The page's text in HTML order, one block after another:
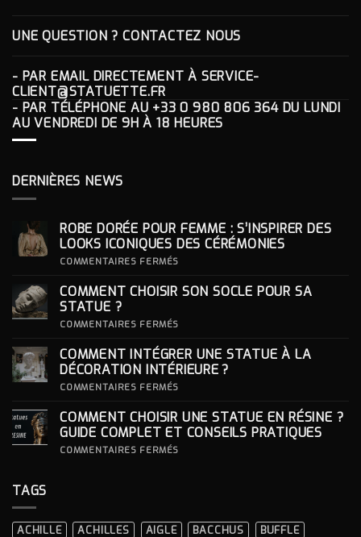
UNE QUESTION ? CONTACTEZ NOUS
- PAR EMAIL DIRECTEMENT À SERVICE-
CLIENT@STATUETTE.FR
- PAR TÉLÉPHONE AU +33 0 980 806 364DU LUNDI
AU VENDREDI DE 9H À 18 HEURES
DERNIÈRES NEWS
ROBE DORÉE POUR FEMME : S’INSPIRER DES
LOOKS ICONIQUES DES CÉRÉMONIES
COMMENTAIRES FERMÉS
POUR
ICONIQUES
DES
CÉRÉMONIES
COMMENT CHOISIR SON SOCLE POUR SA
STATUE ?
COMMENTAIRES FERMÉS
SON
SOCLE
POUR
COMMENT INTÉGRER UNE STATUE À LA
DÉCORATION INTÉRIEURE ?
COMMENTAIRES FERMÉS
UNE
STATUE
À
COMMENT CHOISIR UNE STATUE EN RÉSINE ?
GUIDE COMPLET ET CONSEILS PRATIQUES
COMMENTAIRES FERMÉS
?
GUIDE
TAGS
ACHILLE ACHILLES AIGLE BACCHUS BUFFLE